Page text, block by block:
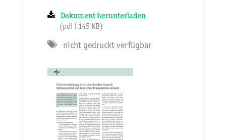
Dokument herunterladen
(pdf ǀ 145 KB)
nicht gedruckt verfügbar